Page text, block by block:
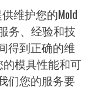
维护您的Mold
务、经验和技
得到正确的维
的模具性能和可
们您的服务要